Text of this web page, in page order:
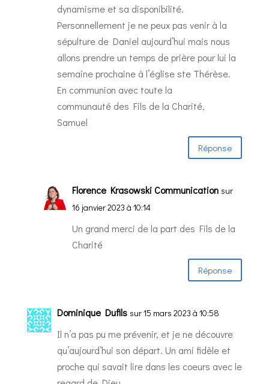
dynamisme et sa disponibilité.
Personnellement je ne peux pas venir à la
sépulture de Daniel aujourd’hui mais nous
allons prendre un temps de prière pour lui la
semaine prochaine à l’église ste Thérèse.
En communion avec toute la
communauté des Fils de la Charité,
Samuel
Réponse
Florence Krasowski Communication sur
16 janvier 2023 à 10:14
Un grand merci de la part des Fils de la
Charité
Réponse
Dominique Dufils sur 15 mars 2023 à 10:58
Il n’a pas pu me prévenir, et je ne découvre
qu’aujourd’hui son départ. Un ami fidèle et
proche qui savait lire dans les coeurs avec le